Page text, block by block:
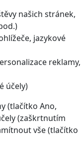
našich stránek,
jazykové
reklamy,
účely)
(tlačítko Ano,
(zaškrtnutím
vše (tlačítko